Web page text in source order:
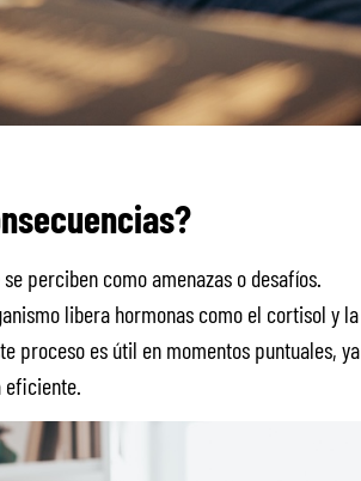
perciben como amenazas o desafíos.
libera hormonas como el cortisol y la
proceso es útil en momentos puntuales, ya
eficiente.